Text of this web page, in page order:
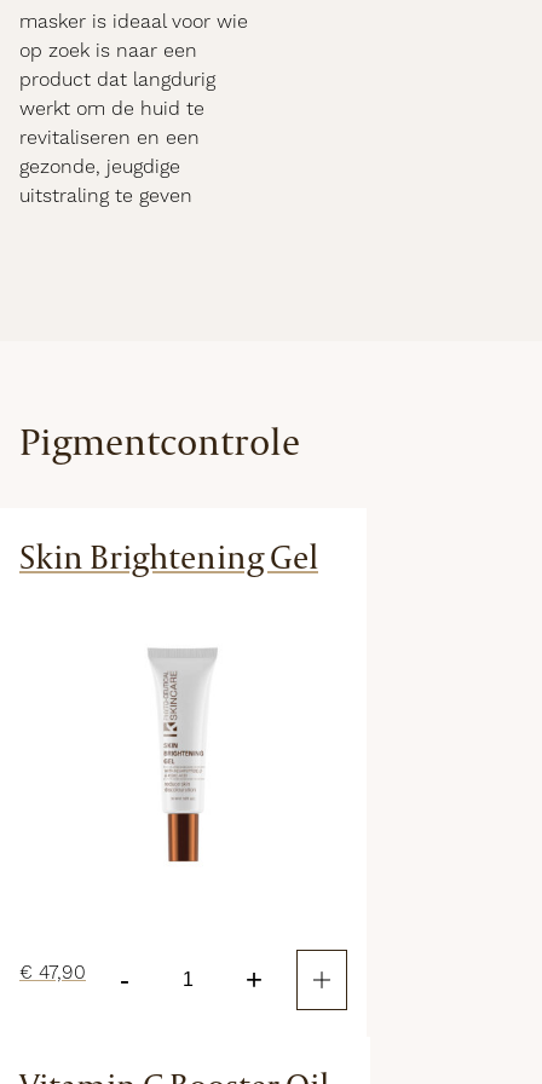
masker is ideaal voor wie
op zoek is naar een
product dat langdurig
werkt om de huid te
revitaliseren en een
gezonde, jeugdige
uitstraling te geven
Pigmentcontrole
Skin Brightening Gel
€ 47,90 - +